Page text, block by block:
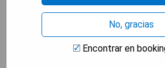
Applecroft House
No, gracias
Encontrar en